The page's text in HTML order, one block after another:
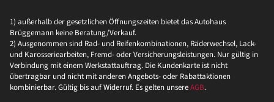
1) außerhalb der gesetzlichen Öffnungszeiten bietet das Autohaus
Brüggemann keine Beratung/Verkauf.
2) Ausgenommen sind Rad- und Reifenkombinationen, Räderwechsel, Lack-
und Karosseriearbeiten, Fremd- oder Versicherungsleistungen. Nur gültig in
Verbindung mit einem Werkstattauftrag. Die Kundenkarte ist nicht
übertragbar und nicht mit anderen Angebots- oder Rabattaktionen
kombinierbar. Gültig bis auf Widerruf. Es gelten unsereAGB.